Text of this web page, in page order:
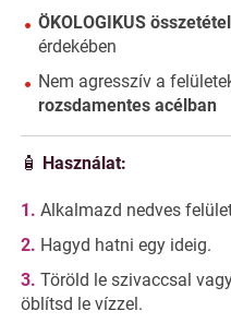
ÖKOLOGIKUS összetétel
érdekében
Nem agresszív a
rozsdamentes acélban
🧴 Használat:
Alkalmazd nedves
Hagyd hatni egy ideig.
Töröld le szivaccsal
öblítsd le vízzel.